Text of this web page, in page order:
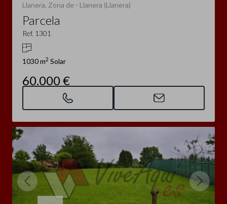
Llanera, Zona de - Llanera (Llanera)
Parcela
Ref. 1301
1030 m2 Solar
60.000 €